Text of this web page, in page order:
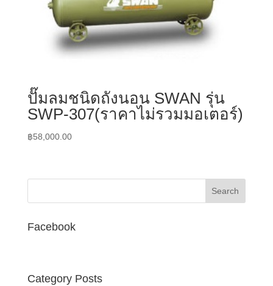
ปั๊มลมชนิดถังนอน SWAN รุ่น
SWP-307(ราคาไม่รวมมอเตอร์)
฿58,000.00
Facebook
Category Posts